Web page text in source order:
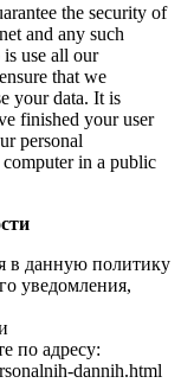
the security of
and any such
use all our
that we
your data. It is
finished your user
personal
in a public
в данную политику
уведомления,
по адресу:
dannih.html